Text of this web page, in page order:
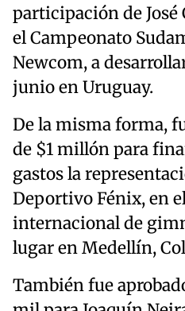
participación de José
el Campeonato
Newcom, a
junio en Uruguay.
De la misma forma,
de $1 millón para
gastos la
Deportivo Fénix, en
internacional de
lugar en Medellín,
También fue